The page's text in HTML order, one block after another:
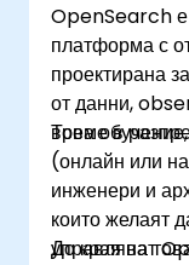
OpenSearch
платформа с
проектирана
от данни,
време в
Това
(онлайн или
инженери и
които желаят
управляват
До края на